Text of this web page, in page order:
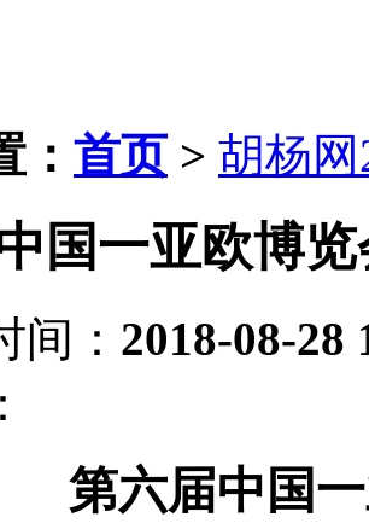
： 首页 > 胡杨网
国一亚欧博
间： 2018-08-28
第六届中国